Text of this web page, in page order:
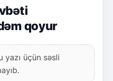
qoyur
yazı üçün səsli